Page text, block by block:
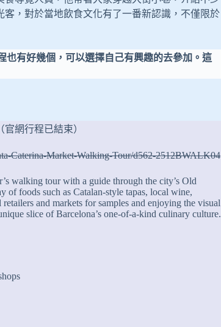
，對於當地飲食文化有了一番新認識，不僅限於
也有好幾個，可以選擇自己有興趣的去參加。這
（官網行程已結束）
Caterina-Market-Walking-Tour/d562-2512BWALK04
walking tour with a guide through the city’s Old
of foods such as Catalan-style tapas, local wine,
and markets for samples and enjoying the visual
slice of Barcelona’s one-of-a-kind culinary culture.